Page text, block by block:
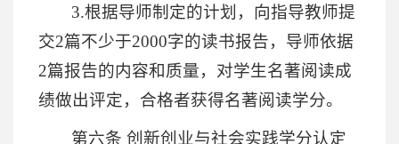
3.根据导师制定的计划，向指导教师提
交2篇不少于2000字的读书报告，导师依据
2篇报告的内容和质量，对学生名著阅读成
绩做出评定，合格者获得名著阅读学分。
第六条 创新创业与社会实践学分认定